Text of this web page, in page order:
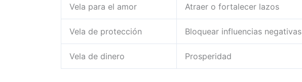
Vela para el amor Atraer o fortalecer lazos
Vela de protección Bloquear influencias negativas
Vela de dinero Prosperidad